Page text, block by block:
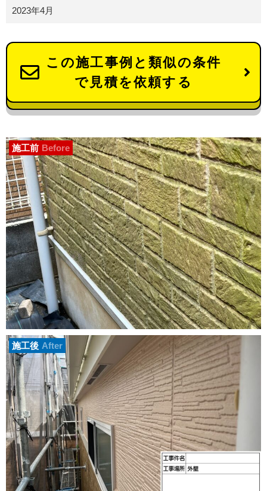
2023年4月
この施工事例と類似の条件
で見積を依頼する
施工前 Before
施工後 After